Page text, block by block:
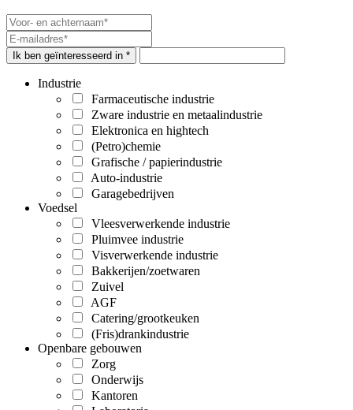
Ik ben geïnteresseerd in *
Industrie
Farmaceutische industrie
Zware industrie en metaalindustrie
Elektronica en hightech
(Petro)chemie
Grafische / papierindustrie
Auto-industrie
Garagebedrijven
Voedsel
Vleesverwerkende industrie
Pluimvee industrie
Visverwerkende industrie
Bakkerijen/zoetwaren
Zuivel
AGF
Catering/grootkeuken
(Fris)drankindustrie
Openbare gebouwen
Zorg
Onderwijs
Kantoren